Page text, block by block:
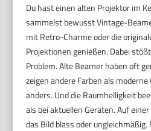
Du hast einen alten Projektor im
sammelst bewusst Vintage-
mit Retro-Charme oder die
Projektionen genießen. Dabei
Problem. Alte Beamer haben oft
zeigen andere Farben als
anders. Und die Raumhelligkeit
als bei aktuellen Geräten. Auf
das Bild blass oder